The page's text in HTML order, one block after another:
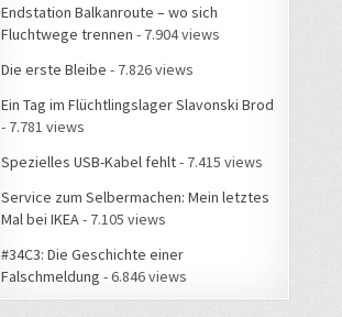
Endstation Balkanroute – wo sich
Fluchtwege trennen - 7.904 views
Die erste Bleibe - 7.826 views
Ein Tag im Flüchtlingslager Slavonski Brod
- 7.781 views
Spezielles USB-Kabel fehlt- 7.415 views
Service zum Selbermachen: Mein letztes
Mal bei IKEA - 7.105 views
#34C3: Die Geschichte einer
Falschmeldung - 6.846 views